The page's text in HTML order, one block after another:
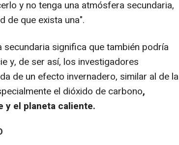
y no tenga una atmósfera secundaria,
de que exista una".
significa que también podría
y, de ser así, los investigadores
de un efecto invernadero, similar al de la
el dióxido de carbono,
y el planeta caliente.